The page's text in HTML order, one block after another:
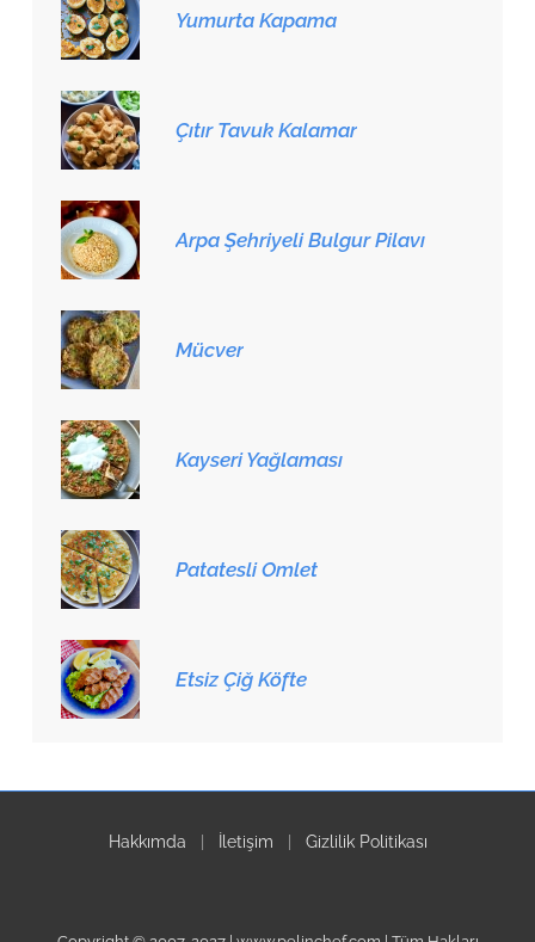
Yumurta Kapama
Çıtır Tavuk Kalamar
Arpa Şehriyeli Bulgur Pilavı
Mücver
Kayseri Yağlaması
Patatesli Omlet
Etsiz Çiğ Köfte
Hakkımda İletişim Gizlilik Politikası